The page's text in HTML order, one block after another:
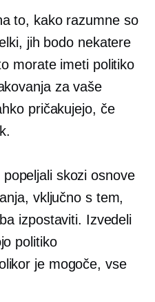
to, kako razumne so
jih bodo nekatere
morate imeti politiko
za vaše
pričakujejo, če
skozi osnove
vključno s tem,
izpostaviti. Izvedeli
politiko
je mogoče, vse